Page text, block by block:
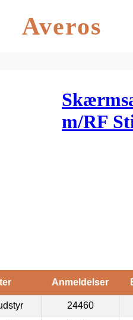
Averos
m/RF
Anmeldelser
24460